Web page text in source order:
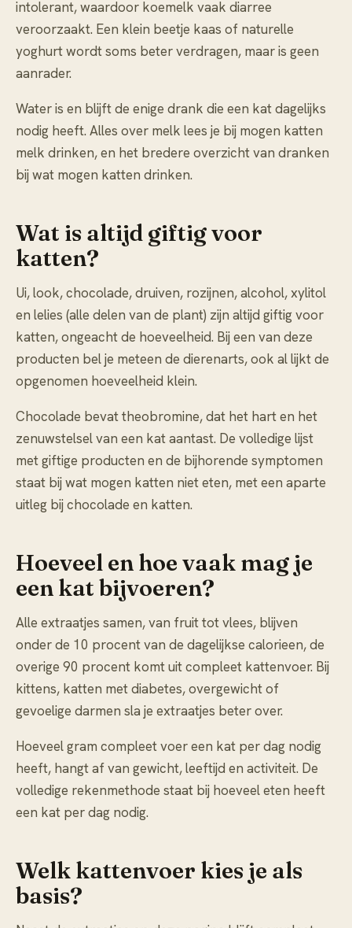
intolerant, waardoor koemelk vaak diarree
veroorzaakt. Een klein beetje kaas of naturelle
yoghurt wordt soms beter verdragen, maar is geen
aanrader.
Water is en blijft de enige drank die een kat dagelijks
nodig heeft. Alles over melk lees je bij mogen katten
melk drinken, en het bredere overzicht van dranken
bij wat mogen katten drinken.
Wat is altijd giftig voor
katten?
Ui, look, chocolade, druiven, rozijnen, alcohol, xylitol
en lelies (alle delen van de plant) zijn altijd giftig voor
katten, ongeacht de hoeveelheid. Bij een van deze
producten bel je meteen de dierenarts, ook al lijkt de
opgenomen hoeveelheid klein.
Chocolade bevat theobromine, dat het hart en het
zenuwstelsel van een kat aantast. De volledige lijst
met giftige producten en de bijhorende symptomen
staat bij wat mogen katten niet eten, met een aparte
uitleg bij chocolade en katten.
Hoeveel en hoe vaak mag je
een kat bijvoeren?
Alle extraatjes samen, van fruit tot vlees, blijven
onder de 10 procent van de dagelijkse calorieen, de
overige 90 procent komt uit compleet kattenvoer. Bij
kittens, katten met diabetes, overgewicht of
gevoelige darmen sla je extraatjes beter over.
Hoeveel gram compleet voer een kat per dag nodig
heeft, hangt af van gewicht, leeftijd en activiteit. De
volledige rekenmethode staat bij hoeveel eten heeft
een kat per dag nodig.
Welk kattenvoer kies je als
basis?